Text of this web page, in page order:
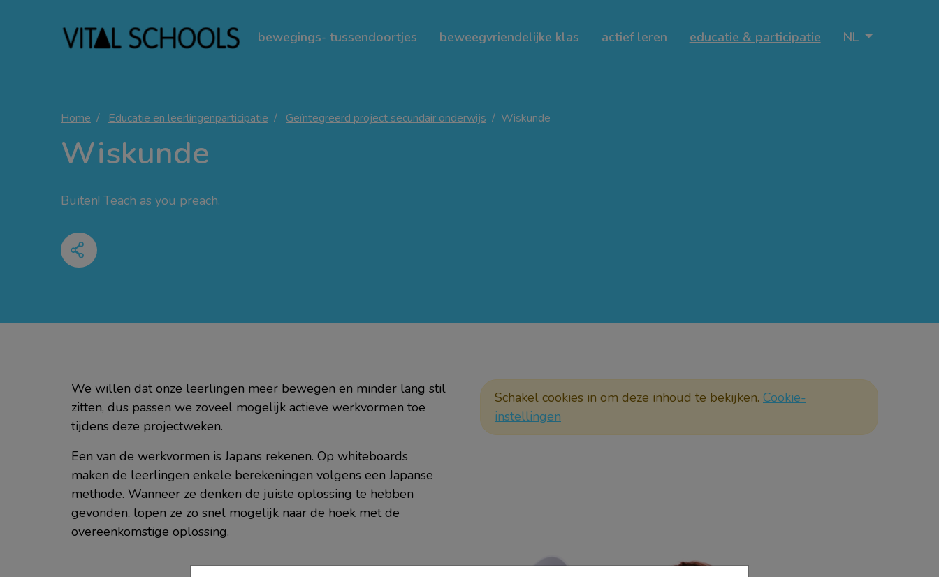
bewegings- tussendoortjes beweegvriendelijke klas actief leren educatie & participatie NL
Home Educatie en leerlingenparticipatie Geïntegreerd project secundair onderwijs Wiskunde
Wiskunde
Buiten! Teach as you preach.
We willen dat onze leerlingen meer bewegen en minder lang stil
zitten, dus passen we zoveel mogelijk actieve werkvormen toe
tijdens deze projectweken.
Een van de werkvormen is Japans rekenen. Op whiteboards
maken de leerlingen enkele berekeningen volgens een Japanse
methode. Wanneer ze denken de juiste oplossing te hebben
gevonden, lopen ze zo snel mogelijk naar de hoek met de
overeenkomstige oplossing.
Schakel cookies in om deze inhoud te bekijken. Cookie-
instellingen